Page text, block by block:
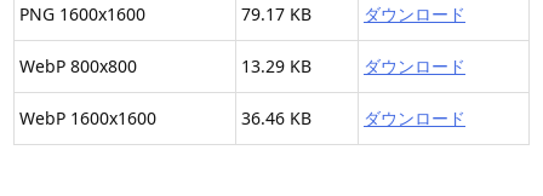
PNG 1600x1600 79.17 KB ダウンロード
WebP 800x800 13.29 KB ダウンロード
WebP 1600x1600 36.46 KB ダウンロード